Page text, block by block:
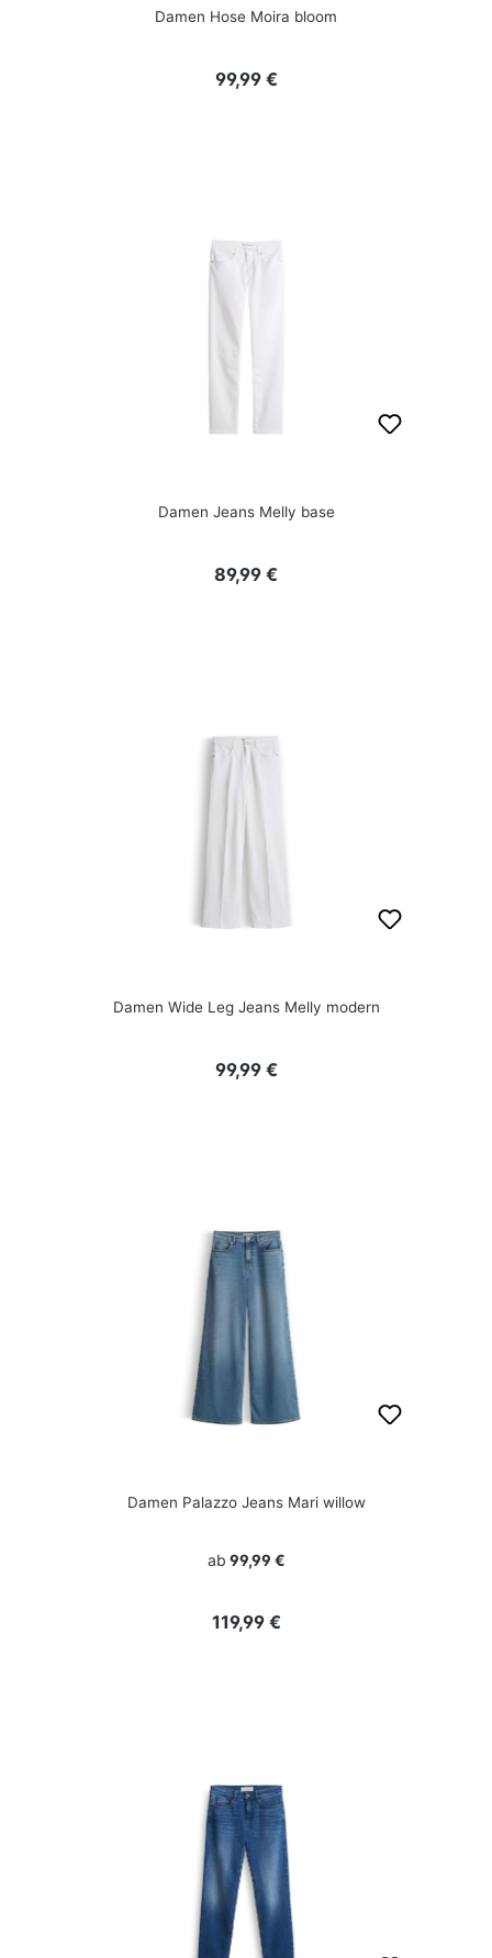
Damen Hose Moira bloom
Regulärer Preis:
99,99 €
Damen Jeans Melly base
Regulärer Preis:
89,99 €
Damen Wide Leg Jeans Melly modern
Regulärer Preis:
99,99 €
Damen Palazzo Jeans Mari willow
ab 99,99 €
Regulärer Preis:
119,99 €